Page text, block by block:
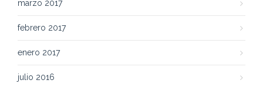
marzo 2017
febrero 2017
enero 2017
julio 2016